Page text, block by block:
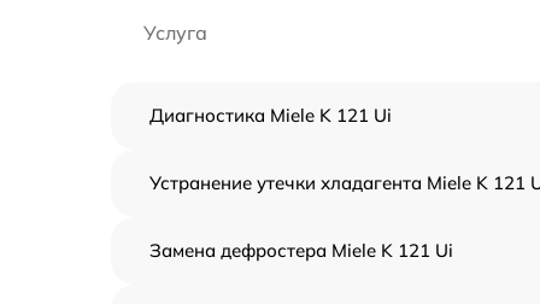
Услуга
Диагностика Miele K 121 Ui
Устранение утечки хладагента Miele K 121
Замена дефростера Miele K 121 Ui